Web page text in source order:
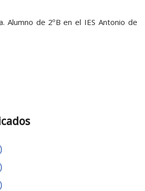
Alumno de 2ºB en el IES Antonio de